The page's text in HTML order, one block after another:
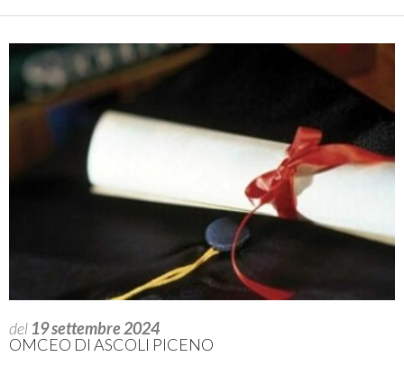
del 19 settembre 2024
OMCEO DI ASCOLI PICENO